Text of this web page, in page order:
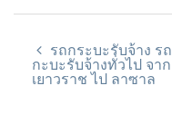
รถกระบะรับจ้าง รถ
กะบะรับจ้างทั่วไป จาก
เยาวราช ไป ลาซาล